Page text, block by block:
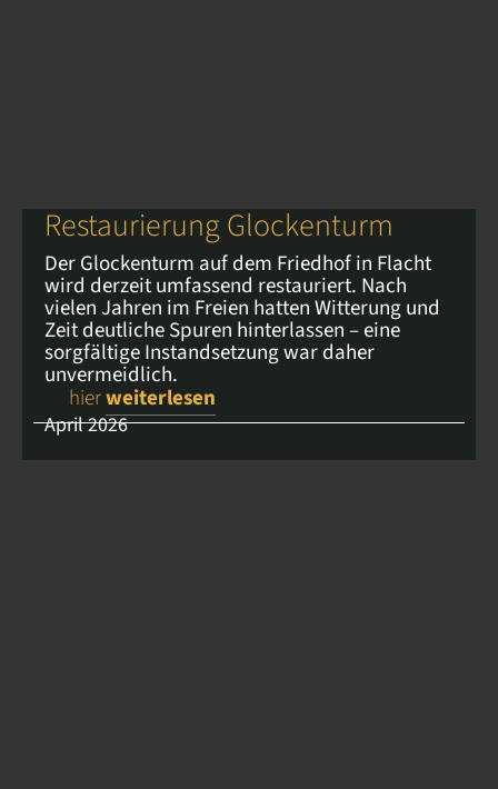
Restaurierung Glockenturm
Der Glockenturm auf dem Friedhof in Flacht
wird derzeit umfassend restauriert. Nach
vielen Jahren im Freien hatten Witterung und
Zeit deutliche Spuren hinterlassen – eine
sorgfältige Instandsetzung war daher
unvermeidlich.
hierweiterlesen
April 2026